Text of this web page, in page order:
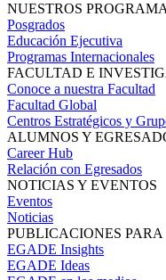
NUESTROS
Posgrados
Educación Ejecutiva
Programas Internacionales
FACULTAD E
Conoce a nuestra Facultad
Facultad Global
Centros Estratégicos y
ALUMNOS Y
Career Hub
Relación con Egresados
NOTICIAS Y EVENTOS
Eventos
Noticias
PUBLICACIONES
EGADE Insights
EGADE Ideas